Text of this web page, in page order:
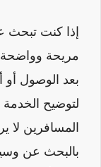
إذا كنت تبحث
مريحة وواضحة
بعد الوصول أو
لتوضيح
المسافرين لا
بالبحث عن